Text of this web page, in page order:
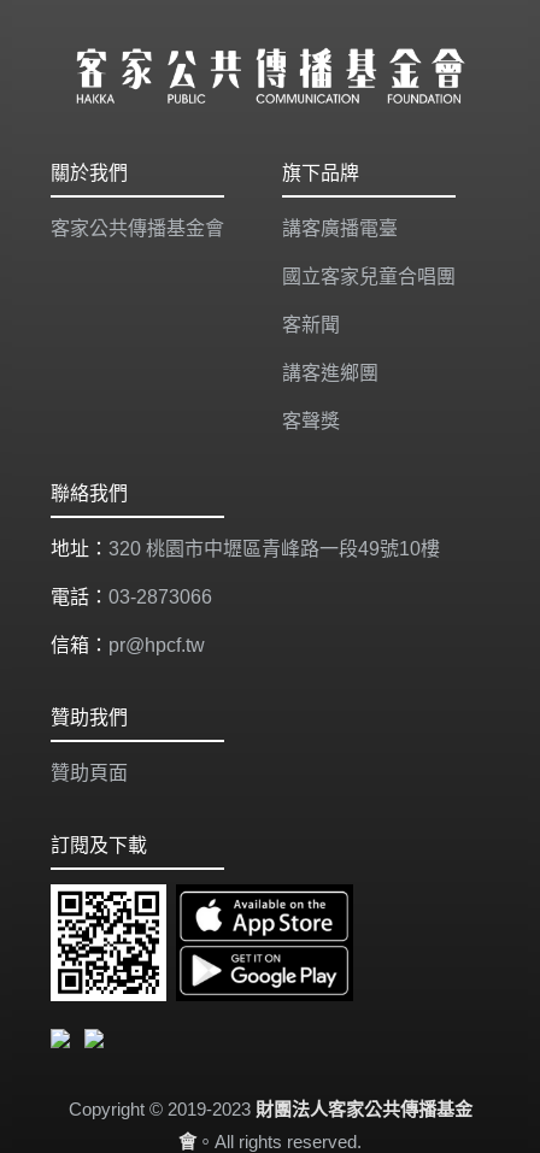
關於我們
客家公共傳播基金會
旗下品牌
講客廣播電臺
國立客家兒童合唱團
客新聞
講客進鄉團
客聲獎
聯絡我們
地址： 320 桃園市中壢區青峰路一段49號10樓
電話： 03-2873066
信箱： pr@hpcf.tw
贊助我們
贊助頁面
訂閱及下載
Copyright © 2019-2023 財團法人客家公共傳播基金
會。All rights reserved.